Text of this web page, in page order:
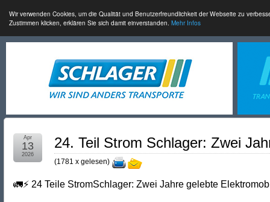
Wir verwenden Cookies, um die Qualität und Benutzerfreundlichkeit der Webseite zu
Zustimmen klicken, erklären Sie sich damit einverstanden. Mehr Infos
24. Teil Strom Schlager: Zwei
(1781 x gelesen)
Apr
13
2026
🚛⚡ 24 Teile StromSchlager: Zwei Jahre gelebte